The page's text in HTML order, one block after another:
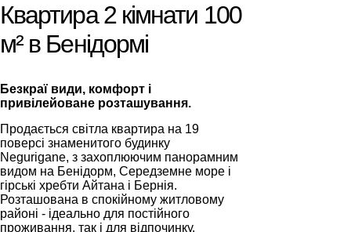
Квартира 2 кімнати 100
м² в Бенідормі
Безкраї види, комфорт і
привілейоване розташування.
Продається світла квартира на 19
поверсі знаменитого будинку
Negurigane, з захоплюючим панорамним
видом на Бенідорм, Середземне море і
гірські хребти Айтана і Бернія.
Розташована в спокійному житловому
районі - ідеально для постійного
проживання, так і для відпочинку.